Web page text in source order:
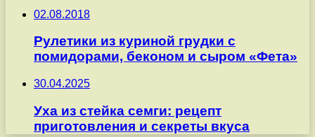
02.08.2018
Рулетики из куриной грудки с
помидорами, беконом и сыром «Фета»
30.04.2025
Уха из стейка семги: рецепт
приготовления и секреты вкуса